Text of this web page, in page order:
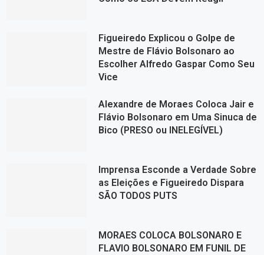
Figueiredo Explicou o Golpe de
Mestre de Flávio Bolsonaro ao
Escolher Alfredo Gaspar Como Seu
Vice
Alexandre de Moraes Coloca Jair e
Flávio Bolsonaro em Uma Sinuca de
Bico (PRESO ou INELEGÍVEL)
Imprensa Esconde a Verdade Sobre
as Eleições e Figueiredo Dispara
SÃO TODOS PUTS
MORAES COLOCA BOLSONARO E
FLAVIO BOLSONARO EM FUNIL DE